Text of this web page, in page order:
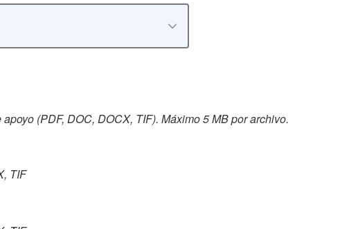
(PDF, DOC, DOCX, TIF). Máximo 5 MB por archivo.
TIF